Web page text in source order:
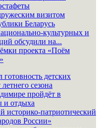
визитом
Беларусь
культурных и
обсудили на...
проекта «Поём
детских
сезона
пройдёт в
и отдыха
историко-патриотический
России»